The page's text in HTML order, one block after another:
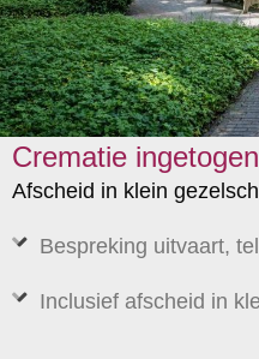
Crematie ingetogen
Afscheid in klein
Bespreking uitvaart,
Inclusief afscheid in